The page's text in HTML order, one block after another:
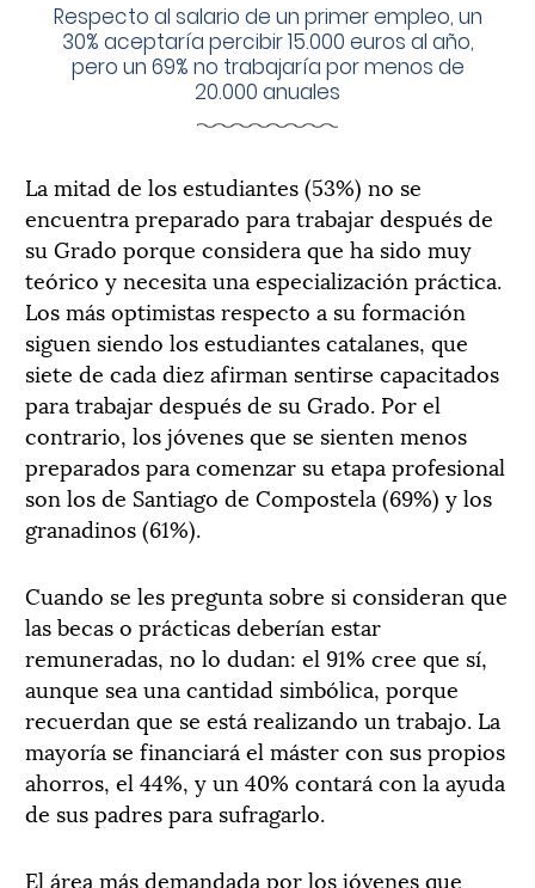
Respecto al salario de un primer empleo, un
30% aceptaría percibir 15.000 euros al año,
pero un 69% no trabajaría por menos de
20.000 anuales
La mitad de los estudiantes (53%) no se
encuentra preparado para trabajar después de
su Grado porque considera que ha sido muy
teórico y necesita una especialización práctica.
Los más optimistas respecto a su formación
siguen siendo los estudiantes catalanes, que
siete de cada diez afirman sentirse capacitados
para trabajar después de su Grado. Por el
contrario, los jóvenes que se sienten menos
preparados para comenzar su etapa profesional
son los de Santiago de Compostela (69%) y los
granadinos (61%).
Cuando se les pregunta sobre si consideran que
las becas o prácticas deberían estar
remuneradas, no lo dudan: el 91% cree que sí,
aunque sea una cantidad simbólica, porque
recuerdan que se está realizando un trabajo. La
mayoría se financiará el máster con sus propios
ahorros, el 44%, y un 40% contará con la ayuda
de sus padres para sufragarlo.
El área más demandada por los jóvenes que